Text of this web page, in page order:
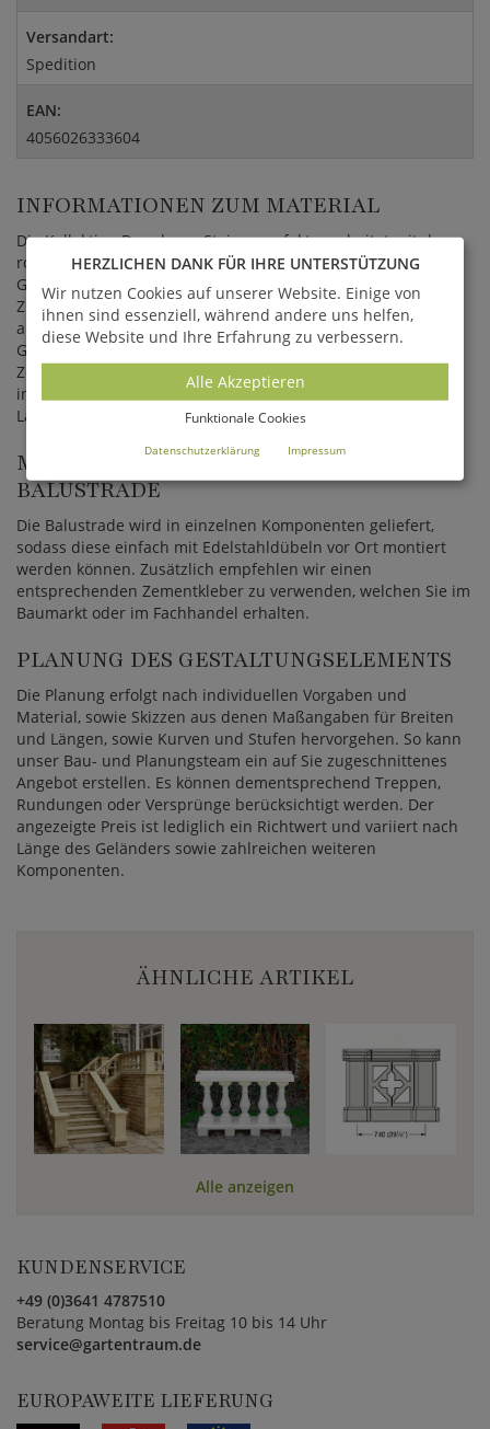
Versandart:
Spedition
EAN:
4056026333604
INFORMATIONEN ZUM MATERIAL
Die Kollektion Dresdener Steinmanufaktur arbeitet mit dem
robusten Material Sand-Steinguss. Dieser ist zumeist ein
Gemisch aus Zement, Sand und Kalkstein sowie
Zuschlagstoffe, Wasser und Farbpigmente, welches
anschließend in Form gegossen wird. Schließlich wird die
Gartendekoration per Hand weiter ausgearbeitet. Auch als
Zement- oder Betonguss bezeichnet, ist der Kunststein
insbesondere durch Witterungsbeständigkeit und
Langlebigkeit gekennzeichnet.
MONTAGE DER KLASSISCHEN
BALUSTRADE
Die Balustrade wird in einzelnen Komponenten geliefert,
sodass diese einfach mit Edelstahldübeln vor Ort montiert
werden können. Zusätzlich empfehlen wir einen
entsprechenden Zementkleber zu verwenden, welchen Sie im
Baumarkt oder im Fachhandel erhalten.
PLANUNG DES GESTALTUNGSELEMENTS
Die Planung erfolgt nach individuellen Vorgaben und
Material, sowie Skizzen aus denen Maßangaben für Breiten
und Längen, sowie Kurven und Stufen hervorgehen. So kann
unser Bau- und Planungsteam ein auf Sie zugeschnittenes
Angebot erstellen. Es können dementsprechend Treppen,
Rundungen oder Versprünge berücksichtigt werden. Der
angezeigte Preis ist lediglich ein Richtwert und variiert nach
Länge des Geländers sowie zahlreichen weiteren
Komponenten.
ÄHNLICHE ARTIKEL
Alle anzeigen
KUNDENSERVICE
+49 (0)3641 4787510
Beratung Montag bis Freitag 10 bis 14 Uhr
service@gartentraum.de
EUROPAWEITE LIEFERUNG
HERZLICHEN DANK FÜR IHRE UNTERSTÜTZUNG
Wir nutzen Cookies auf unserer Website. Einige von
ihnen sind essenziell, während andere uns helfen,
diese Website und Ihre Erfahrung zu verbessern.
Alle Akzeptieren
Funktionale Cookies
Datenschutzerklärung Impressum